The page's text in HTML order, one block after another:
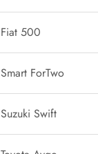
Fiat 500
Smart ForTwo
Suzuki Swift